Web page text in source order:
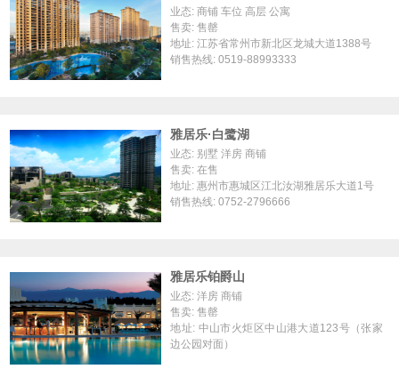
业态: 商铺 车位 高层 公寓
售卖: 售罄
地址: 江苏省常州市新北区龙城大道1388号
销售热线: 0519-88993333
雅居乐·白鹭湖
业态: 别墅 洋房 商铺
售卖: 在售
地址: 惠州市惠城区江北汝湖雅居乐大道1号
销售热线: 0752-2796666
雅居乐铂爵山
业态: 洋房 商铺
售卖: 售罄
地址: 中山市火炬区中山港大道123号（张家
边公园对面）